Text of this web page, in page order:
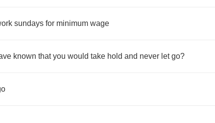
sundays for minimum wage
known that you would take hold and never let go?